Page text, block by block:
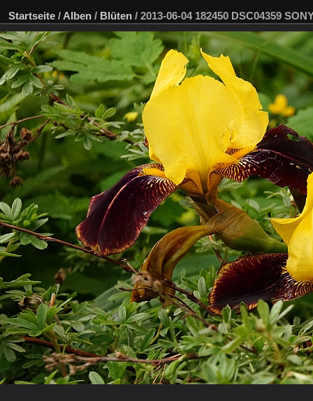
Startseite / Alben / Blüten / 2013-06-04 182450 DSC04359